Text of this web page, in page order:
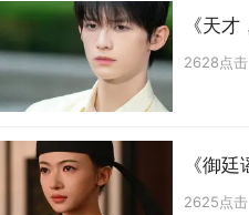
《天
2628点击
《御
2625点击